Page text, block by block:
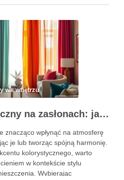
materiały. Dzięki tym
we wnętrzu
Akcent kolorystyczny na zasłonach: jak dobrać barwę, która ożywi i zharmonizuje wnętrze
znacząco wpłynąć na atmosferę
je lub tworząc spójną harmonię.
kolorystycznego, warto
w kontekście stylu
Wybierając